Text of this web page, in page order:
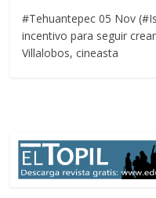
#Tehuantepec 05 Nov
incentivo para seguir
Villalobos, cineasta